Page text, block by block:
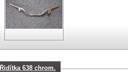
Řidítka 638 chrom.